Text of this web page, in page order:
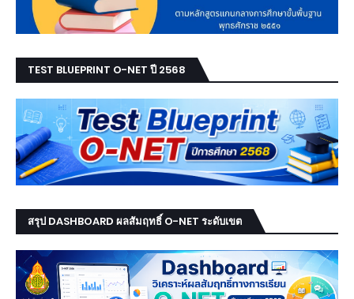
TEST BLUEPRINT O-NET ปี 2568
สรุป DASHBOARD ผลสัมฤทธิ์ O-NET ระดับเขต